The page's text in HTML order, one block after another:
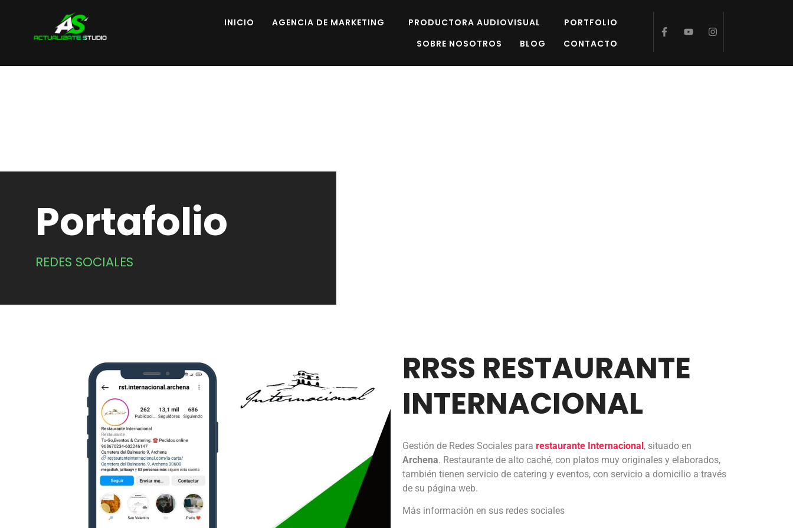
INICIO AGENCIA DE MARKETING PRODUCTORA AUDIOVISUAL
PORTFOLIO
SOBRE NOSOTROS
BLOG CONTACTO
Portafolio
REDES SOCIALES
RRSS RESTAURANTE
INTERNACIONAL
Gestión de Redes Sociales para restaurante Internacional, situado en
Archena. Restaurante de alto caché, con platos muy originales y elaborados,
también tienen servicio de catering y eventos, con servicio a domicilio a través
de su página web.
Más información en sus redes sociales